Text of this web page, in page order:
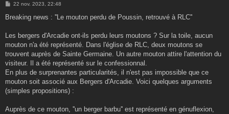
M
s
g
22 nov. 2023, 22:48
Breaking news : ''Le mouton perdu de Poussin, retrouvé à RLC''
Les bergers d'Arcadie ont-ils perdu leurs moutons ? Sur la toile, aucun
mouton n'a été représenté. Dans l'église de RLC, deux moutons se
trouvent auprès de Sainte Germaine. Un autre mouton attire l'attention du
visiteur. Il a été représenté sur le confessionnal.
En plus de surprenantes particularités, il n'est pas impossible que ce
mouton soit associé aux Bergers d'Arcadie. Voici quelques arguments
(simples propositions) :
Auprès de ce mouton, ''un berger barbu'' est représenté en génuflexion,